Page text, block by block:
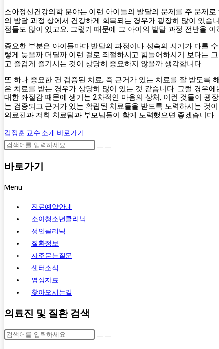
소아정신건강의학 분야는 이런 아이들의 발달의 문제를 주 문제
의 발달 과정 상에서 건강하게 회복되는 경우가 굉장히 많이 있습
점들도 많이 있고요. 그렇기 때문에 그 아이의 발달 과정 전반을
중요한 부분은 아이들마다 발달의 과정이나 성숙의 시기가 다를
렇게 늦을까 더딜까 이런 걸로 좌절하시고 힘들어하시기 보다는
고 즐겁게 즐기시는 것이 상당히 중요하지 않을까 생각합니다.
또 하나 중요한 건 검증된 치료, 즉 근거가 있는 치료를 잘 받도록
은 치료를 받는 경우가 상당히 많이 있는 것 같습니다. 그럴 경우
대한 좌절감 때문에 생기는 2차적인 마음의 상처, 이런 것들이 굉
는 검증되고 근거가 있는 확립된 치료들을 받도록 노력하시는 것
의료진과 저희 치료팀과 부모님들이 함께 노력했으면 좋겠습니다.
김정훈 교수 소개 바로가기
바로가기
Menu
진료예약안내
소아청소년클리닉
성인클리닉
질환정보
자주묻는질문
센터소식
영상자료
찾아오시는길
의료진 및 질환 검색